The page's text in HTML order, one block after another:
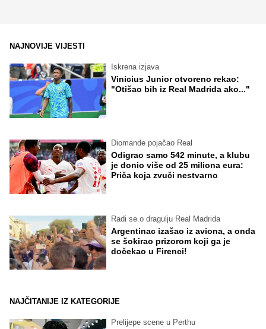
NAJNOVIJE VIJESTI
Iskrena izjava
Vinicius Junior otvoreno rekao:
"Otišao bih iz Real Madrida ako..."
Diomande pojačao Real
Odigrao samo 542 minute, a klubu
je donio više od 25 miliona eura:
Priča koja zvuči nestvarno
Radi se.o dragulju Real Madrida
Argentinac izašao iz aviona, a onda
se šokirao prizorom koji ga je
dočekao u Firenci!
NAJČITANIJE IZ KATEGORIJE
Prelijepe scene u Perthu